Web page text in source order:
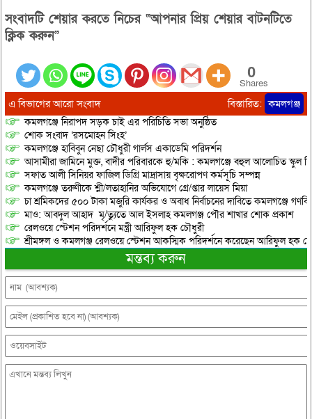
সংবাদটি শেয়ার করতে নিচের “আপনার প্রিয় শেয়ার বাটনটিতে
ক্লিক করুন”
0
Shares
এ বিভাগের আরো সংবাদ বিস্তারিত: কমলগঞ্জ
কমলগঞ্জে নিরাপদ সড়ক চাই এর পরিচিতি সভা অনুষ্ঠিত
শোক সংবাদ ‘রসমোহন সিংহ’
কমলগঞ্জে হাবিবুন নেছা চৌধুরী গার্লস একাডেমি পরিদর্শন
আসামীরা জামিনে মুক্ত, বাদীর পরিবারকে হু/মকি : কমলগঞ্জে বহুল আলোচিত স্কুল
সফাত আলী সিনিয়র ফাজিল ডিগ্রি মাদ্রাসায় বৃক্ষরোপণ কর্মসূচি সম্পন্ন
কমলগঞ্জে তরুণীকে শ্লী/লতাহানির অভিযোগে গ্রে/প্তার লায়েস মিয়া
চা শ্রমিকদের ৫০০ টাকা মজুরি কার্যকর ও অবাধ নির্বাচনের দাবিতে কমলগঞ্জে
মাও: আবদুল আহাদ মৃ/ত্যুতে আল ইসলাহ কমলগঞ্জ পৌর শাখার শোক প্রকাশ
রেলওয়ে স্টেশন পরিদর্শনে মন্ত্রী আরিফুল হক চৌধুরী
শ্রীমঙ্গল ও কমলগঞ্জ রেলওয়ে স্টেশন আকস্মিক পরিদর্শনে করেছেন আরিফুল হক
মন্তব্য করুন